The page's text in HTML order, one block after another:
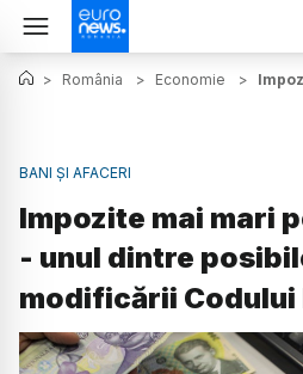
> România > Economie >
BANI ȘI AFACERI
Impozite mai mari
- unul dintre
modificării Codului